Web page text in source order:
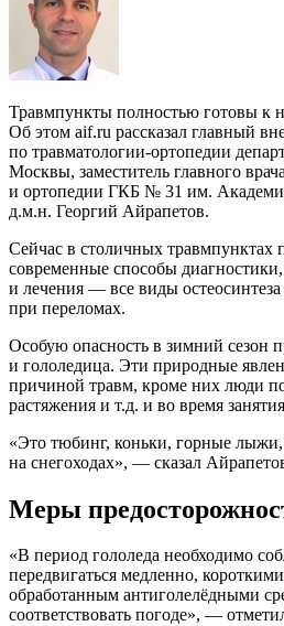
Травмпункты полностью готовы к
Об этом aif.ru рассказал главный
по травматологии-ортопедии
Москвы, заместитель главного
и ортопедии ГКБ № 31 им.
д.м.н. Георгий Айрапетов.
Сейчас в столичных травмпунктах
современные способы
и лечения — все виды
при переломах.
Особую опасность в зимний сезон
и гололедица. Эти природные
причиной травм, кроме них люди
растяжения и т.д. и во время
«Это тюбинг, коньки, горные лыжи,
на снегоходах», — сказал
Меры
«В период гололеда необходимо
передвигаться медленно,
обработанным антиголелёдными
соответствовать погоде», —